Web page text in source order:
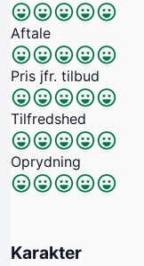
Aftale
Pris jfr. tilbud
Tilfredshed
Oprydning
Karakter